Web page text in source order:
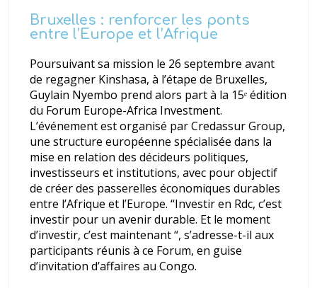
Bruxelles : renforcer les ponts
entre l’Europe et l’Afrique
Poursuivant sa mission le 26 septembre avant
de regagner Kinshasa, à l’étape de Bruxelles,
Guylain Nyembo prend alors part à la 15ᵉ édition
du Forum Europe-Africa Investment.
L’événement est organisé par Credassur Group,
une structure européenne spécialisée dans la
mise en relation des décideurs politiques,
investisseurs et institutions, avec pour objectif
de créer des passerelles économiques durables
entre l’Afrique et l’Europe.“Investir en Rdc, c’est
investir pour un avenir durable. Et le moment
d’investir, c’est maintenant“, s’adresse-t-il aux
participants réunis à ce Forum, en guise
d’invitation d’affaires au Congo.